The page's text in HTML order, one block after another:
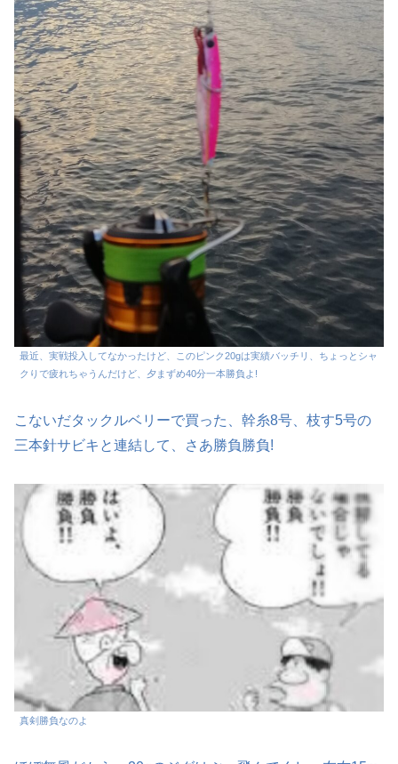
最近、実戦投入してなかったけど、このピンク20gは実績バッチリ、ちょっとシャ
クりで疲れちゃうんだけど、夕まずめ40分一本勝負よ!
こないだタックルベリーで買った、幹糸8号、枝す5号の
三本針サビキと連結して、さあ勝負勝負!
真剣勝負なのよ